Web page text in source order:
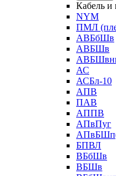
Кабель и
NYM
ПМЛ
АВБбШв
АВБШв
АС
АСБл-10
АПВ
ПАВ
АППВ
АПвПуг
БПВЛ
ВБбШв
ВБШв